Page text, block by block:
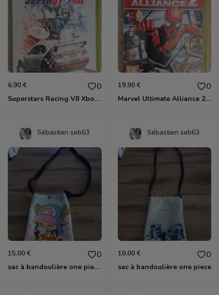
6.90 € 0
Superstars Racing V8 Xbox 360
19.90 € 0
Marvel Ultimate Alliance 2 Xbox 360
Sébastien seb63
15.00 € 0
sac à bandoulière one piece chopper
Sébastien seb63
10.00 € 0
sac à bandoulière one piece